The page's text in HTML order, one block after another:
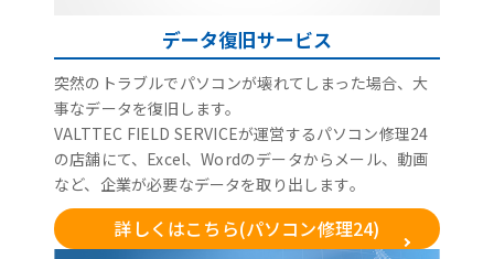
データ復旧サービス
突然のトラブルでパソコンが壊れてしまった場合、大
事なデータを復旧します。
VALTTEC FIELD SERVICEが運営するパソコン修理24
の店舗にて、Excel、Wordのデータからメール、動画
など、企業が必要なデータを取り出します。
詳しくはこちら(パソコン修理24)